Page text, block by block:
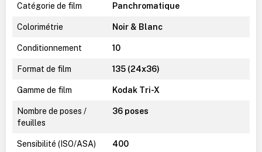
Catégorie de film Panchromatique
Colorimétrie Noir & Blanc
Conditionnement 10
Format de film 135 (24x36)
Gamme de film Kodak Tri-X
Nombre de poses /
feuilles
36 poses
Sensibilité (ISO/ASA) 400